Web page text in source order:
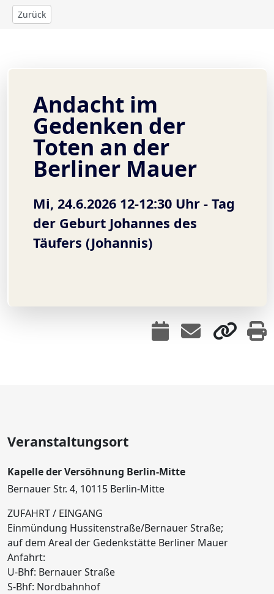
Zurück
Andacht im
Gedenken der
Toten an der
Berliner Mauer
Mi, 24.6.2026 12-12:30 Uhr - Tag
der Geburt Johannes des
Täufers (Johannis)
Veranstaltungsort
Kapelle der Versöhnung Berlin-Mitte
Bernauer Str. 4, 10115 Berlin-Mitte
ZUFAHRT / EINGANG
Einmündung Hussitenstraße/Bernauer Straße;
auf dem Areal der Gedenkstätte Berliner Mauer
Anfahrt:
U-Bhf: Bernauer Straße
S-Bhf: Nordbahnhof